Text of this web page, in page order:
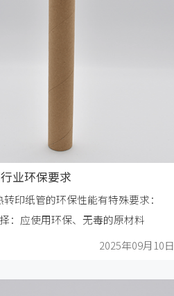
业环保要求
印纸管的环保性能有特殊要求：
：应使用环保、无毒的原材料
2025年09月10日